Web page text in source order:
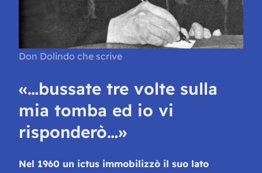
Don Dolindo che scrive
«…bussate tre volte sulla
mia tomba ed io vi
risponderò…»
Nel 1960 un ictus immobilizzò il suo lato